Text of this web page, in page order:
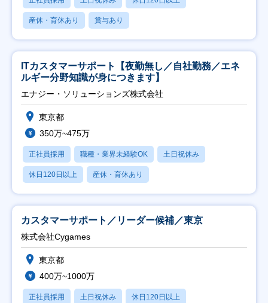
産休・育休あり 賞与あり
ITカスタマーサポート【夜勤無し／自社勤務／エネ
ルギー分野知識が身につきます】
エナジー・ソリューションズ株式会社
東京都
350万~475万
正社員採用 職種・業界未経験OK 土日祝休み
休日120日以上 産休・育休あり
カスタマーサポート／リーダー候補／東京
株式会社Cygames
東京都
400万~1000万
正社員採用 土日祝休み 休日120日以上